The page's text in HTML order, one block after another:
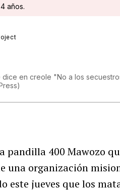
años.
en creole "No a los
)
pandilla 400 Mawozo
una organización
este jueves que los